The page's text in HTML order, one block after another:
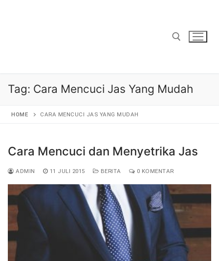
Tag: Cara Mencuci Jas Yang Mudah
HOME CARA MENCUCI JAS YANG MUDAH
Cara Mencuci dan Menyetrika Jas
ADMIN 11 JULI 2015 BERITA 0 KOMENTAR